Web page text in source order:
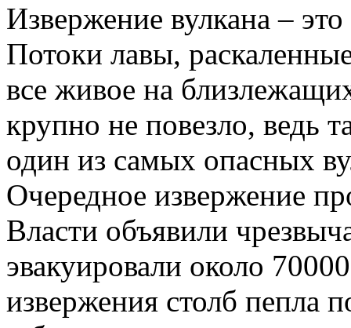
Извержение вулкана –
Потоки лавы,
все живое на
крупно не повезло, ведь
один из самых опасных
Очередное извержение
Власти объявили
эвакуировали около
извержения столб пепла